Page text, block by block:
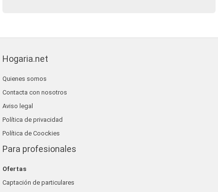
Hogaria.net
Quienes somos
Contacta con nosotros
Aviso legal
Política de privacidad
Política de Coockies
Para profesionales
Ofertas
Captación de particulares